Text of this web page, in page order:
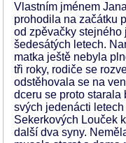
Vlastním jménem
prohodila na začátku
od zpěvačky stejného
šedesátých letech.
matka ještě nebyla
tři roky, rodiče se
odstěhovala se na
dceru se proto starala
svých jedenácti
Sekerkových Louček
další dva syny.